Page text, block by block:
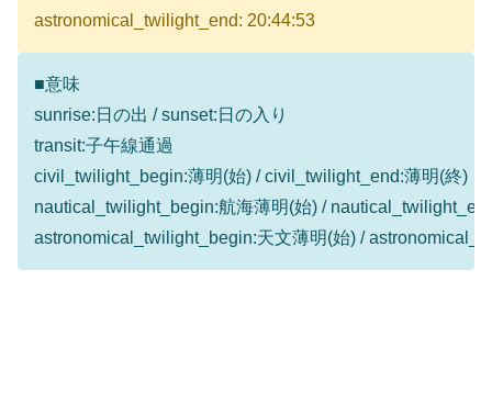
astronomical_twilight_end: 20:44:53
■意味
sunrise:日の出 / sunset:日の入り
transit:子午線通過
civil_twilight_begin:薄明(始) / civil_twilight_end:薄明(終)
nautical_twilight_begin:航海薄明(始) /
astronomical_twilight_begin:天文薄明(始) /